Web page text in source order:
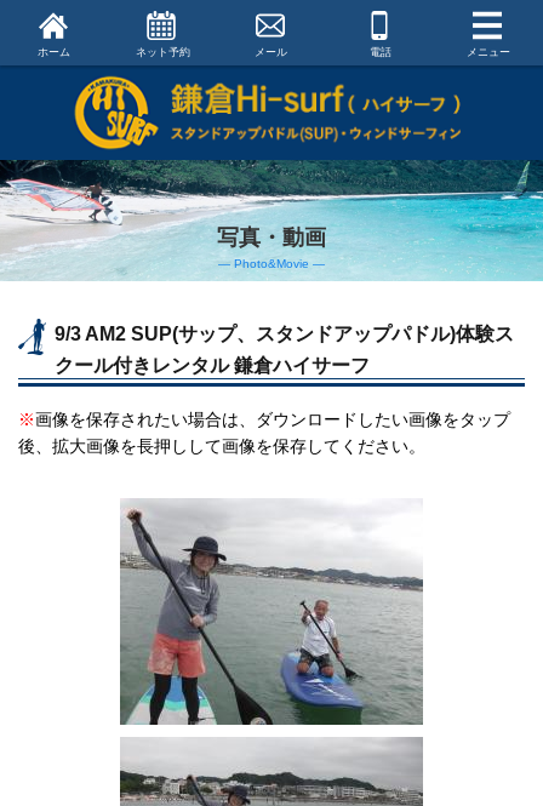
ホーム ネット予約 メール 電話 メニュー
写真・動画
― Photo&Movie ―
9/3 AM2 SUP(サップ、スタンドアップパドル)体験ス
クール付きレンタル 鎌倉ハイサーフ
※画像を保存されたい場合は、ダウンロードしたい画像をタップ
後、拡大画像を長押しして画像を保存してください。